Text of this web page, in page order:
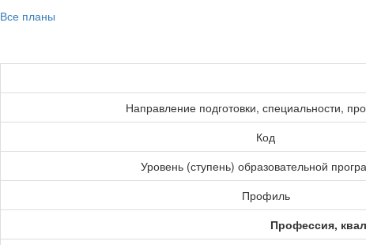
Все планы
Направление подготовки, специальности,
Код
Уровень (ступень) образовательной
Профиль
Профессия,